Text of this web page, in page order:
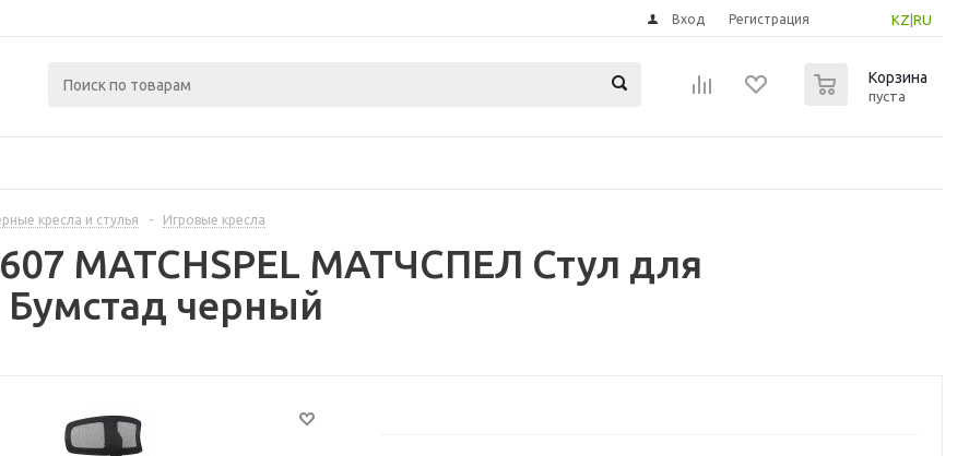
KZ RU
Вход Регистрация
Корзина
пуста
кресла и стулья - Игровые кресла
MATCHSPEL МАТЧСПЕЛ Стул для
Бумстад черный